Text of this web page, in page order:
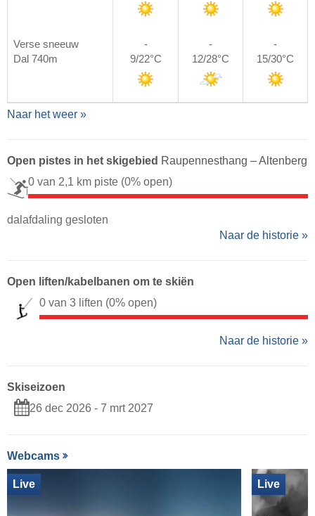
Verse sneeuw
Dal 740m
-
9/22°C
-
12/28°C
-
15/30°C
Naar het weer »
Open pistes in het skigebied Raupennesthang – Altenberg
0 van 2,1 km piste (0% open)
dalafdaling gesloten
Naar de historie »
Open liften/kabelbanen om te skiën
0 van 3 liften (0% open)
Naar de historie »
Skiseizoen
26 dec 2026 - 7 mrt 2027
Webcams
Live Live